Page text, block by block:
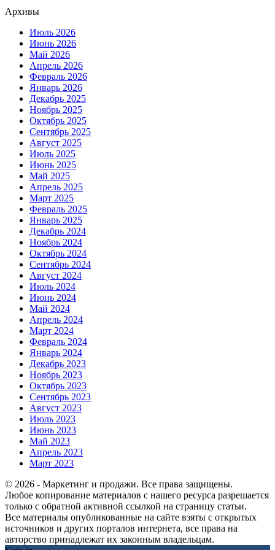
Архивы
Июль 2026
Июнь 2026
Май 2026
Апрель 2026
Февраль 2026
Январь 2026
Декабрь 2025
Ноябрь 2025
Октябрь 2025
Сентябрь 2025
Август 2025
Июль 2025
Июнь 2025
Май 2025
Апрель 2025
Март 2025
Февраль 2025
Январь 2025
Декабрь 2024
Ноябрь 2024
Октябрь 2024
Сентябрь 2024
Август 2024
Июль 2024
Июнь 2024
Май 2024
Апрель 2024
Март 2024
Февраль 2024
Январь 2024
Декабрь 2023
Ноябрь 2023
Октябрь 2023
Сентябрь 2023
Август 2023
Июль 2023
Июнь 2023
Май 2023
Апрель 2023
Март 2023
© 2026 - Маркетинг и продажи. Все права защищены.
Любое копирование материалов с нашего ресурса разрешается
только с обратной активной ссылкой на страницу статьи.
Все материалы опубликованные на сайте взяты с открытых
источников и других порталов интернета, все права на
авторство принадлежат их законным владельцам.